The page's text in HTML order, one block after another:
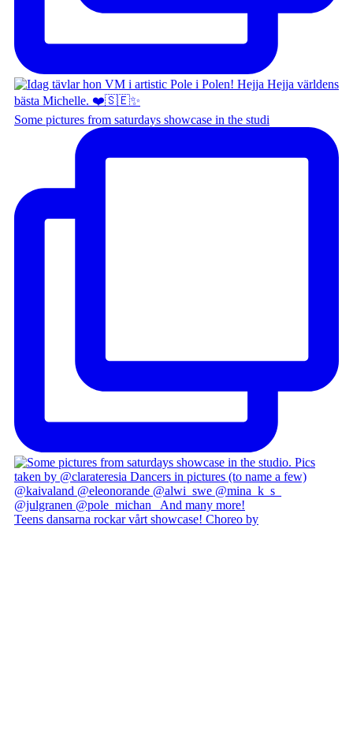
Some pictures from saturdays showcase in the studi
Teens dansarna rockar vårt showcase! Choreo by